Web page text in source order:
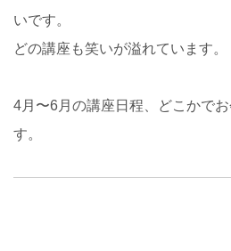
いです。
どの講座も笑いが溢れています。
4月〜6月の講座日程、どこかで
す。